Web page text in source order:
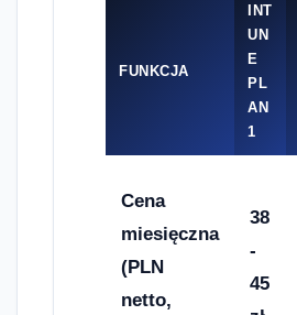
FUNKCJA
INT
UN
E
PL
AN
1
Cena
miesięczna
(PLN
netto,
38
-
45